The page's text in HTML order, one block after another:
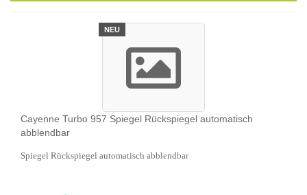
NEU
Cayenne Turbo 957 Spiegel Rückspiegel automatisch
abblendbar
Spiegel Rückspiegel automatisch abblendbar